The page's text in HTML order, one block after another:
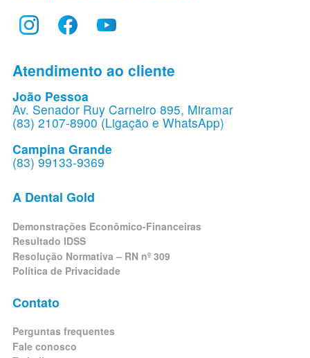
Atendimento ao cliente
João Pessoa
Av. Senador Ruy Carneiro 895, Miramar
(83) 2107-8900 (Ligação e WhatsApp)
Campina Grande
(83) 99133-9369
A Dental Gold
Demonstrações Econômico-Financeiras
Resultado IDSS
Resolução Normativa – RN nº 309
Política de Privacidade
Contato
Perguntas frequentes
Fale conosco